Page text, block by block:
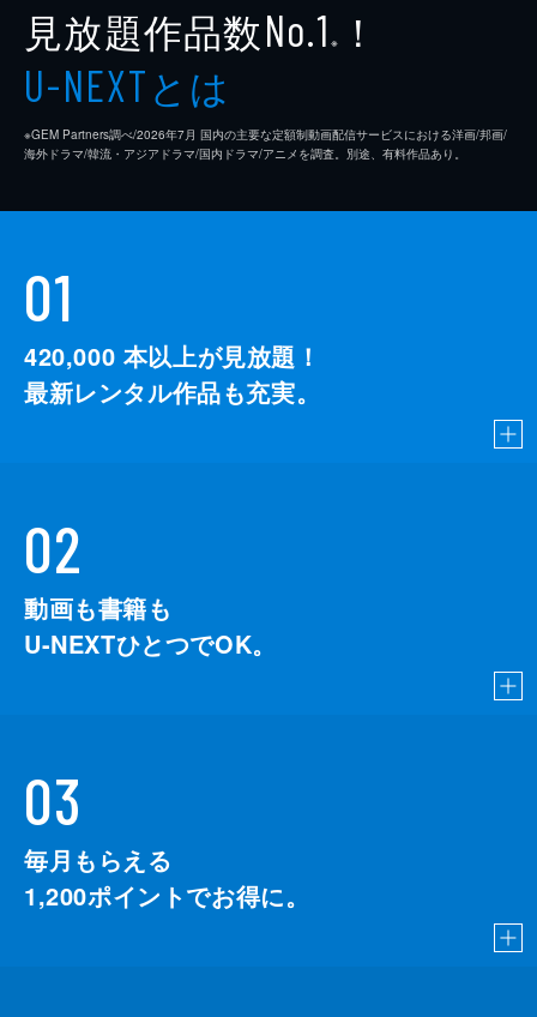
見放題作品数No.1 ※ ！
U-NEXTとは
※GEM Partners調べ/2026年7⽉ 国内の主要な定額制動画配信サービスにおける洋画/邦画/
海外ドラマ/韓流・アジアドラマ/国内ドラマ/アニメを調査。別途、有料作品あり。
01
420,000 本以上が見放題！
最新レンタル作品も充実。
02
動画も書籍も
U-NEXTひとつでOK。
03
毎月もらえる
1,200ポイントでお得に。